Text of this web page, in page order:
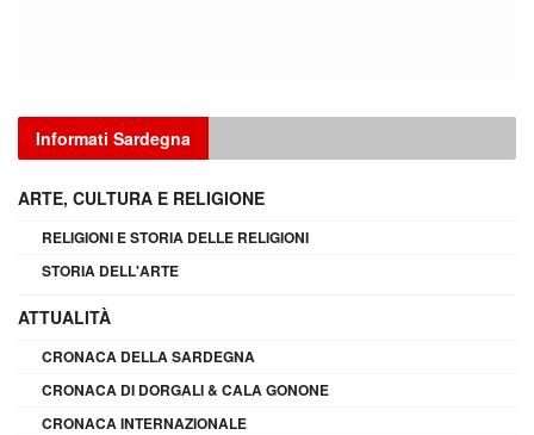
Informati Sardegna
ARTE, CULTURA E RELIGIONE
RELIGIONI E STORIA DELLE RELIGIONI
STORIA DELL'ARTE
ATTUALITÀ
CRONACA DELLA SARDEGNA
CRONACA DI DORGALI & CALA GONONE
CRONACA INTERNAZIONALE